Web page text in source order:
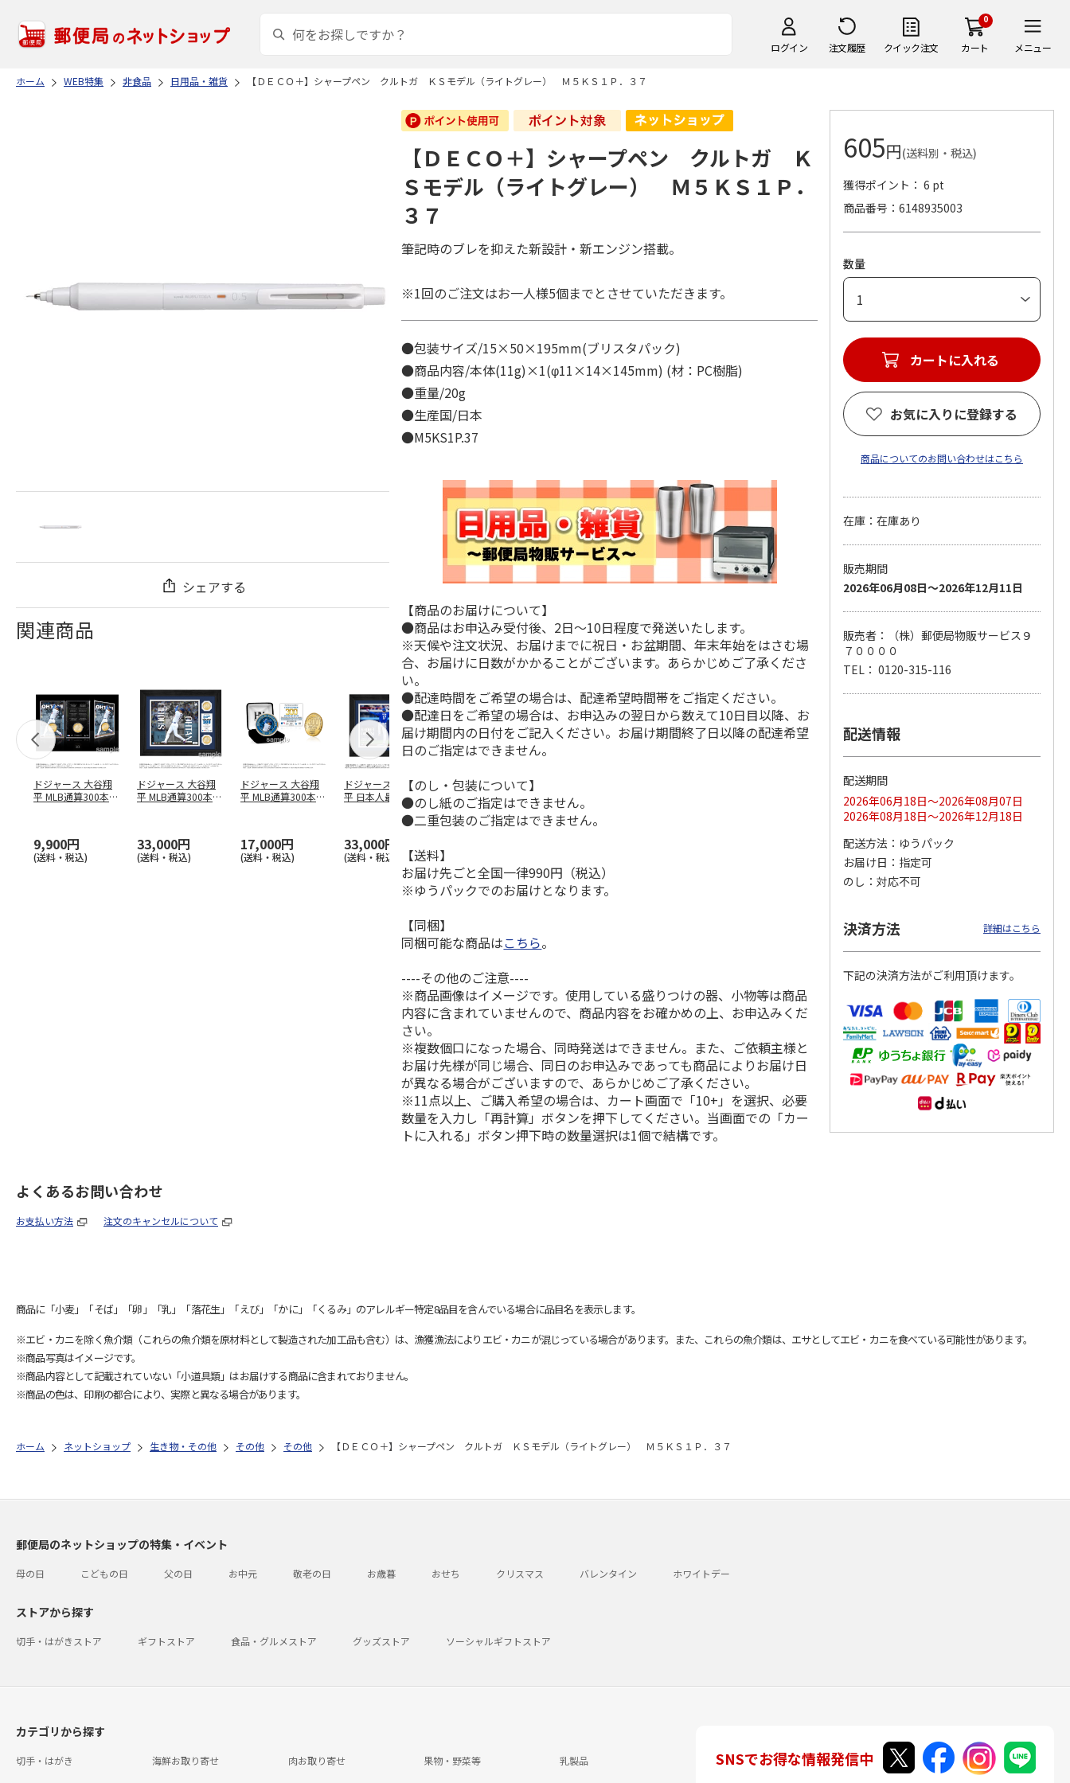
ログイン 注文履歴 クイック注文
0
カート メニュー
ホーム WEB特集 非食品 日用品・雑貨 【ＤＥＣＯ＋】シャープペン クルトガ ＫＳモデル（ライトグレー） Ｍ５ＫＳ１Ｐ．３７
シェアする
関連商品
ドジャース 大谷翔
平 MLB通算300本塁
9,900円
(送料・税込)
ドジャース 大谷翔
平 MLB通算300本塁
33,000円
(送料・税込)
ドジャース 大谷翔
平 MLB通算300本塁
17,000円
(送料・税込)
ドジャース 大谷翔
平 日本人最多53試
合連続出塁記念 ダ
33,000円
(送料・税込)
MLB ドジャース 大
谷翔平 2026 NL 3・
4月投手…
平 日本人最多53試
合連続出塁記念 コ
イ…
ドジャース 大谷翔
平 日本人最多53試
合連続出塁記念 シ
ル…
17,000円
(送料・税込)
谷翔平 2026 NL 3・
4月投手…
【ＤＥＣＯ＋】シャープペン クルトガ Ｋ
Ｓモデル（ライトグレー） Ｍ５ＫＳ１Ｐ．
３７
筆記時のブレを抑えた新設計・新エンジン搭載。
※1回のご注文はお一人様5個までとさせていただきます。
●包装サイズ/15×50×195mm(ブリスタパック)
●商品内容/本体(11g)×1(φ11×14×145mm) (材：PC樹脂)
●重量/20g
●生産国/日本
●M5KS1P.37
【商品のお届けについて】
●商品はお申込み受付後、2日～10日程度で発送いたします。
※天候や注文状況、お届けまでに祝日・お盆期間、年末年始をはさむ場
合、お届けに日数がかかることがございます。あらかじめご了承くださ
い。
●配達時間をご希望の場合は、配達希望時間帯をご指定ください。
●配達日をご希望の場合は、お申込みの翌日から数えて10日目以降、お
届け期間内の日付をご記入ください。お届け期間終了日以降の配達希望
日のご指定はできません。
【のし・包装について】
●のし紙のご指定はできません。
●二重包装のご指定はできません。
【送料】
お届け先ごと全国一律990円（税込）
※ゆうパックでのお届けとなります。
【同梱】
同梱可能な商品はこちら。
----その他のご注意----
※商品画像はイメージです。使用している盛りつけの器、小物等は商品
内容に含まれていませんので、商品内容をお確かめの上、お申込みくだ
さい。
※複数個口になった場合、同時発送はできません。また、ご依頼主様と
お届け先様が同じ場合、同日のお申込みであっても商品によりお届け日
が異なる場合がございますので、あらかじめご了承ください。
※11点以上、ご購入希望の場合は、カート画面で「10+」を選択、必要
数量を入力し「再計算」ボタンを押下してください。当画面での「カー
トに入れる」ボタン押下時の数量選択は1個で結構です。
605円(送料別・税込)
獲得ポイント： 6 pt
商品番号
6148935003
数量
カートに入れる
お気に入りに登録する
商品についてのお問い合わせはこちら
在庫：在庫あり
販売期間
2026年06月08日～2026年12月11日
販売者：（株）郵便局物販サービス９
７００００
TEL： 0120-315-116
配送情報
配送期間
2026年06月18日～2026年08月07日
2026年08月18日～2026年12月18日
配送方法
ゆうパック
お届け日
指定可
のし
対応不可
決済方法 詳細はこちら
下記の決済方法がご利用頂けます。
よくあるお問い合わせ
お支払い方法 注文のキャンセルについて
商品に「小麦」「そば」「卵」「乳」「落花生」「えび」「かに」「くるみ」のアレルギー特定8品目を含んでいる場合に品目名を表示します。
※エビ・カニを除く魚介類（これらの魚介類を原材料として製造された加工品も含む）は、漁獲漁法によりエビ・カニが混じっている場合があります。また、これらの魚介類は、エサとしてエビ・カニを食べている可能性があります。
※商品写真はイメージです。
※商品内容として記載されていない「小道具類」はお届けする商品に含まれておりません。
※商品の色は、印刷の都合により、実際と異なる場合があります。
ホーム ネットショップ 生き物・その他 その他 その他 【ＤＥＣＯ＋】シャープペン クルトガ ＫＳモデル（ライトグレー） Ｍ５ＫＳ１Ｐ．３７
郵便局のネットショップの特集・イベント
母の日 こどもの日 父の日 お中元 敬老の日 お歳暮 おせち クリスマス バレンタイン ホワイトデー
ストアから探す
切手・はがきストア ギフトストア 食品・グルメストア グッズストア ソーシャルギフトストア
カテゴリから探す
切手・はがき 海鮮お取り寄せ 肉お取り寄せ 果物・野菜等 乳製品 SNSでお得な情報発信中